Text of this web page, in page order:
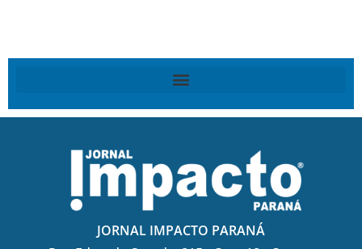
JORNAL IMPACTO PARANÁ